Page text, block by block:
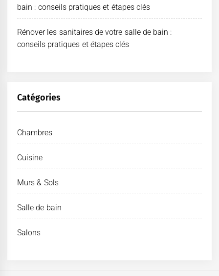
bain : conseils pratiques et étapes clés
Rénover les sanitaires de votre salle de bain :
conseils pratiques et étapes clés
Catégories
Chambres
Cuisine
Murs & Sols
Salle de bain
Salons